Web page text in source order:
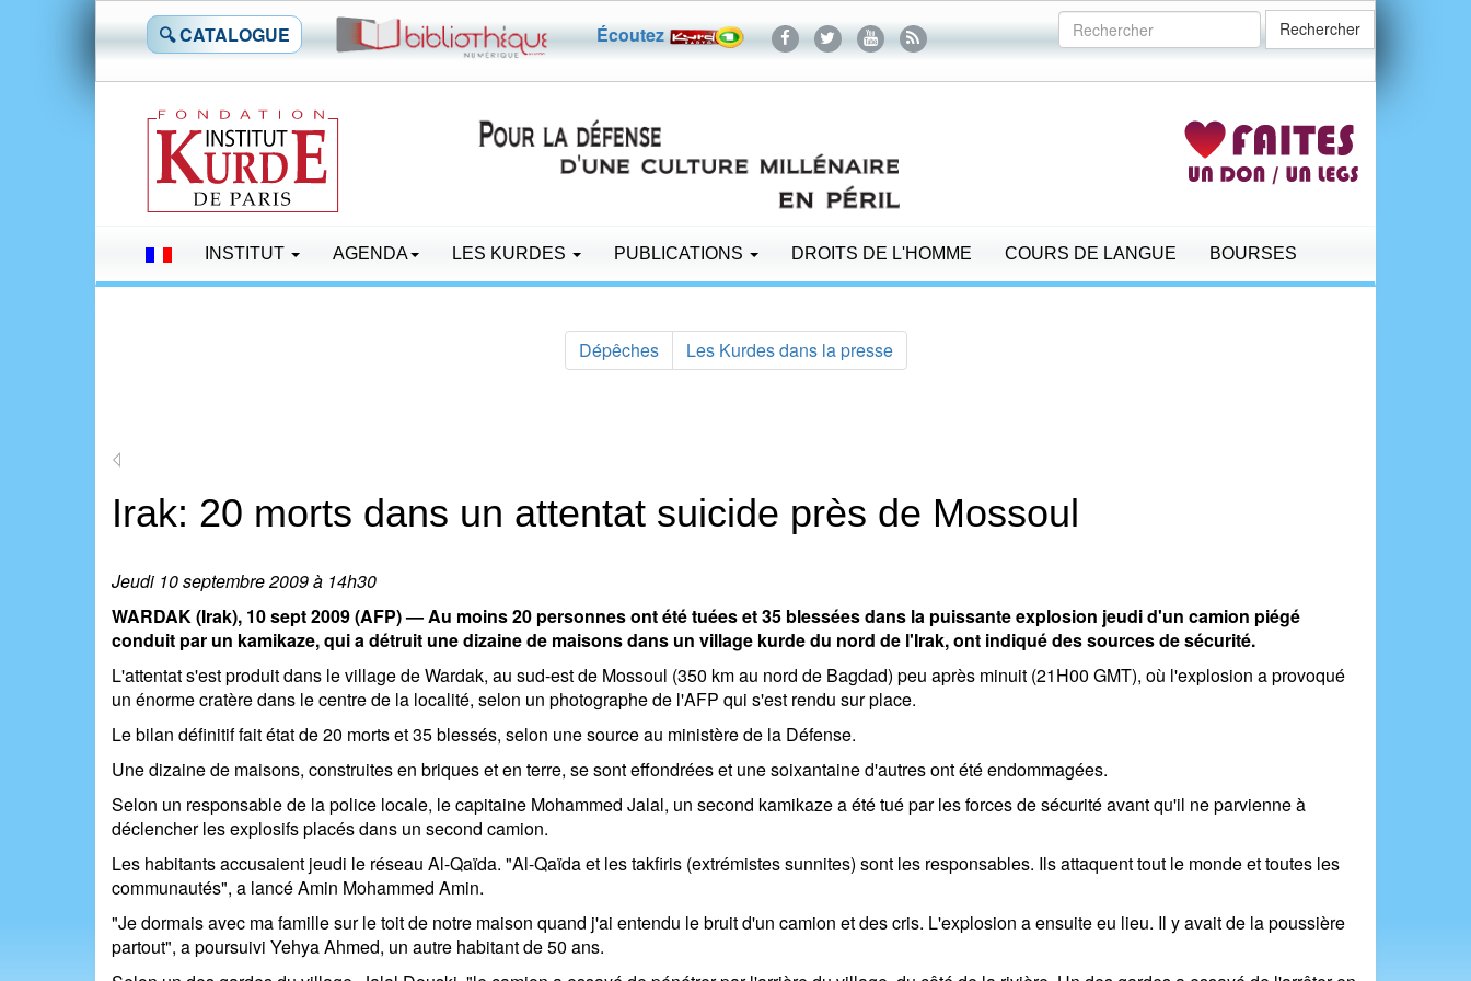
🔍 CATALOGUE Écoutez Rechercher
INSTITUT AGENDA LES KURDES PUBLICATIONS DROITS DE L'HOMME COURS DE LANGUE BOURSES
Dépêches Les Kurdes dans la presse
Irak: 20 morts dans un attentat suicide près de Mossoul
Jeudi 10 septembre 2009 à 14h30
WARDAK (Irak), 10 sept 2009 (AFP) — Au moins 20 personnes ont été tuées et 35 blessées dans la puissante explosion jeudi d'un camion piégé
conduit par un kamikaze, qui a détruit une dizaine de maisons dans un village kurde du nord de l'Irak, ont indiqué des sources de sécurité.
L'attentat s'est produit dans le village de Wardak, au sud-est de Mossoul (350 km au nord de Bagdad) peu après minuit (21H00 GMT), où l'explosion a provoqué
un énorme cratère dans le centre de la localité, selon un photographe de l'AFP qui s'est rendu sur place.
Le bilan définitif fait état de 20 morts et 35 blessés, selon une source au ministère de la Défense.
Une dizaine de maisons, construites en briques et en terre, se sont effondrées et une soixantaine d'autres ont été endommagées.
Selon un responsable de la police locale, le capitaine Mohammed Jalal, un second kamikaze a été tué par les forces de sécurité avant qu'il ne parvienne à
déclencher les explosifs placés dans un second camion.
Les habitants accusaient jeudi le réseau Al-Qaïda. "Al-Qaïda et les takfiris (extrémistes sunnites) sont les responsables. Ils attaquent tout le monde et toutes les
communautés", a lancé Amin Mohammed Amin.
"Je dormais avec ma famille sur le toit de notre maison quand j'ai entendu le bruit d'un camion et des cris. L'explosion a ensuite eu lieu. Il y avait de la poussière
partout", a poursuivi Yehya Ahmed, un autre habitant de 50 ans.